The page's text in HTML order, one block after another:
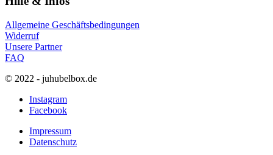
Allgemeine Geschäftsbedingungen
Widerruf
Unsere Partner
FAQ
© 2022 - juhubelbox.de
Instagram
Facebook
Impressum
Datenschutz